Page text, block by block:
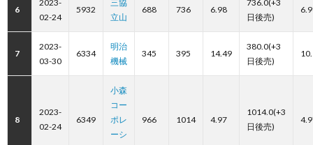
6
2023-
02-24
5932
三協
立山
688 736 6.98
736.0(+3
日後売)
7
2023-
03-30
6334
明治
機械
345 395 14.49
380.0(+3
日後売)
8
2023-
02-24
6349
小森
コー
ポレ
ーシ
966 1014 4.97
1014.0(+3
日後売)